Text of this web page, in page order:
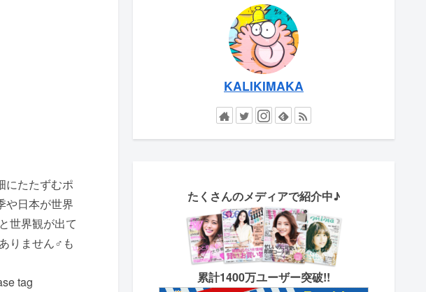
にたたずむ️︎ポ
日本が世界
世界観が出て
りません‍♂️も
tag
KALIKIMAKA
たくさんのメディアで紹介中♪
累計1400万ユーザー突破!!